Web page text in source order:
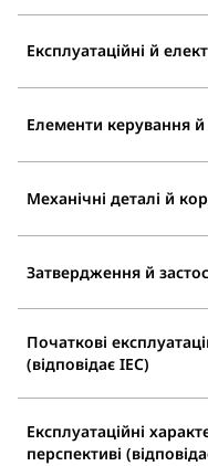
Експлуатаційні й
Елементи керування
Механічні деталі й
Затвердження й
Початкові
(відповідає IEC)
Експлуатаційні
перспективі